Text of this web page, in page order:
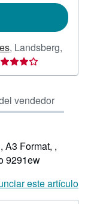
, Landsberg,
vendedor
A3 Format, ,
9291ew
este artículo